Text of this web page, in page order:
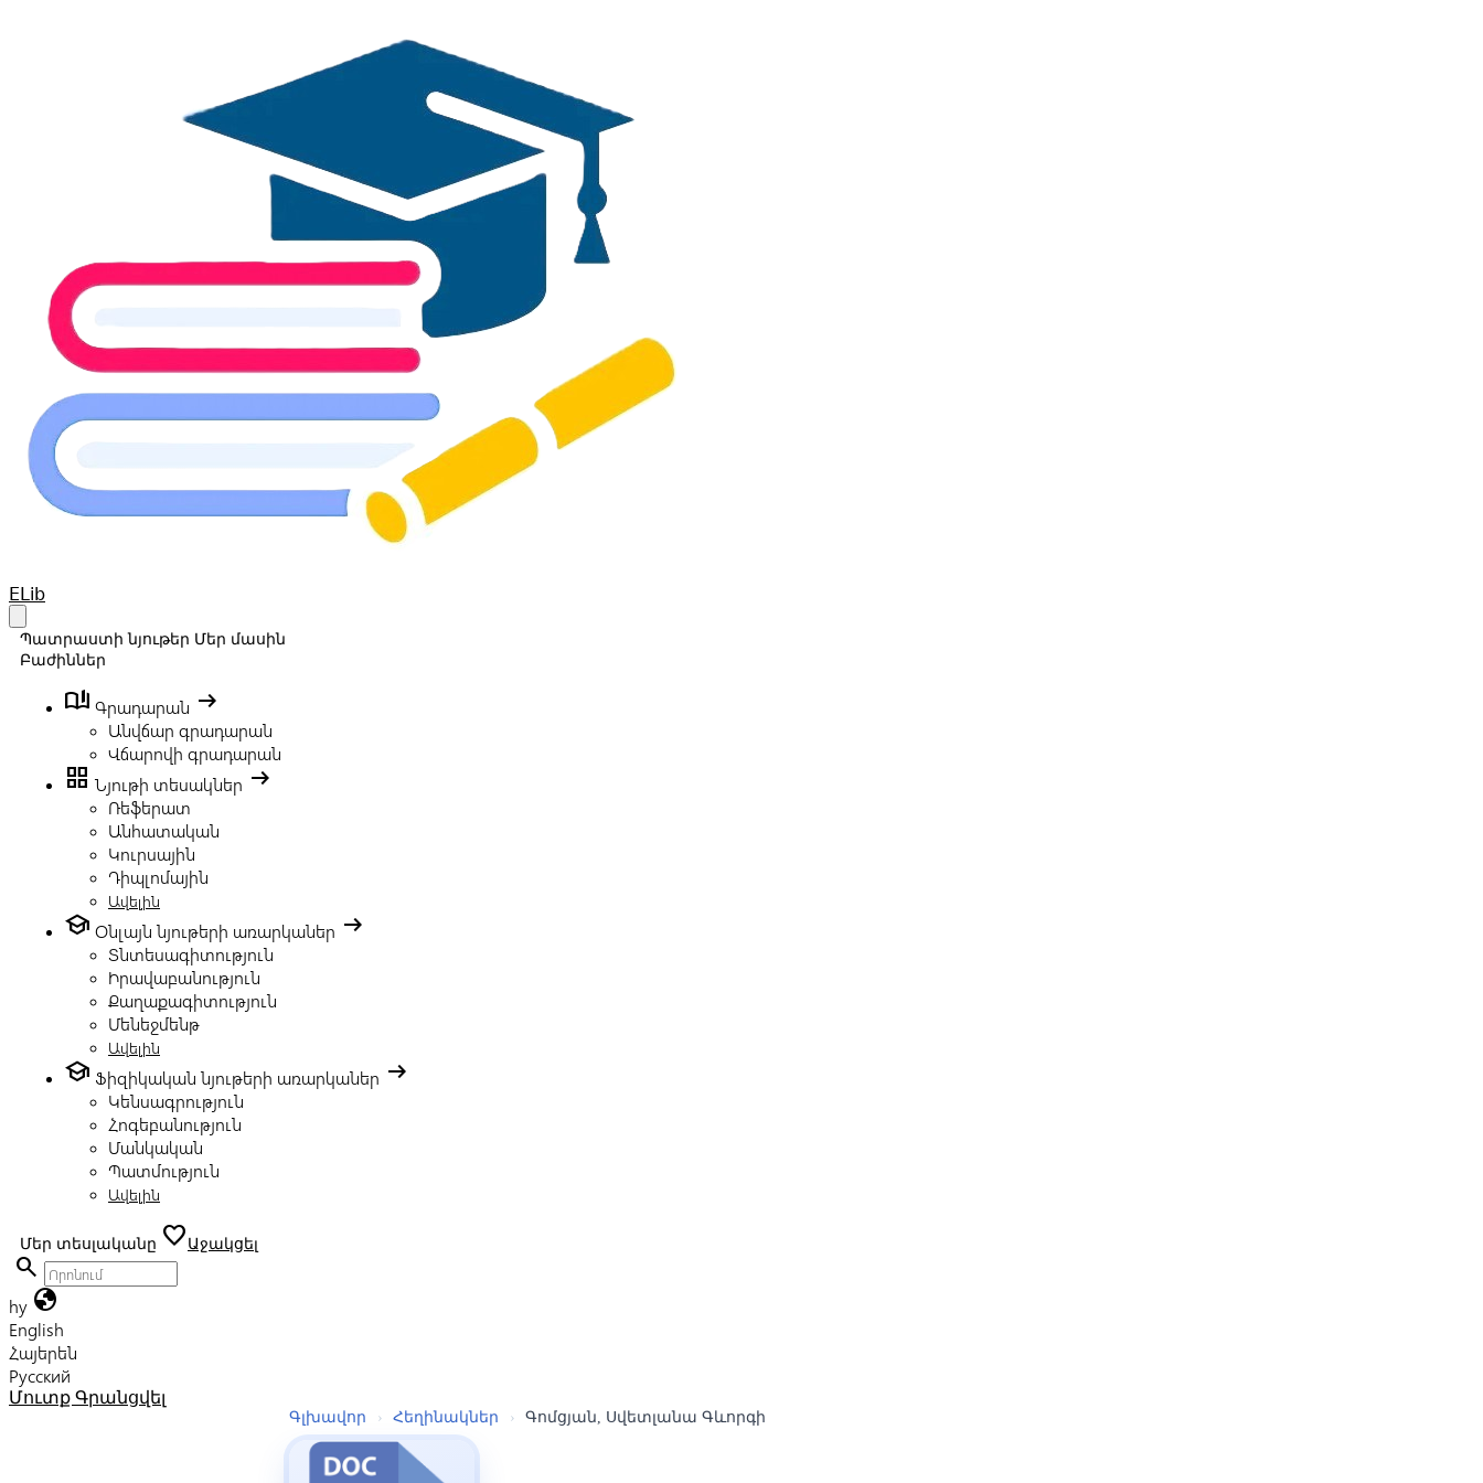
Your Company
ELib
Պատրաստի նյութեր Մեր մասին
Բաժիններ
book_ribbon Գրադարան arrow_right_alt
Անվճար գրադարան
Վճարովի գրադարան
grid_view Նյութի տեսակներ arrow_right_alt
Ռեֆերատ
Անհատական
Կուրսային
Դիպլոմային
Ավելին
school Օնլայն նյութերի առարկաներ arrow_right_alt
Տնտեսագիտություն
Իրավաբանություն
Քաղաքագիտություն
Մենեջմենթ
Ավելին
school Ֆիզիկական նյութերի առարկաներ arrow_right_alt
Կենսագրություն
Հոգեբանություն
Մանկական
Պատմություն
Ավելին
Մեր տեսլականը favoriteԱջակցել
search
hy globe
English
Հայերեն
Русский
Մուտք Գրանցվել
Գլխավոր › Հեղինակներ › Գոմցյան, Սվետլանա Գևորգի